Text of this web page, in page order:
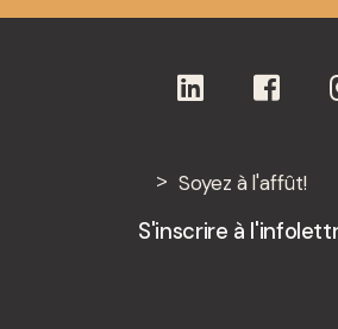
Soyez à l'affût!
S'inscrire à